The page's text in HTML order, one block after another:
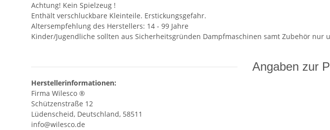
Achtung! Kein Spielzeug !
Enthält verschluckbare Kleinteile. Erstickungsgefahr.
Altersempfehlung des Herstellers: 14 - 99 Jahre
Kinder/Jugendliche sollten aus Sicherheitsgründen Dampfmaschinen samt Zubehör nur
Angaben zur
Herstellerinformationen:
Firma Wilesco ®
Schützenstraße 12
Lüdenscheid, Deutschland, 58511
info@wilesco.de